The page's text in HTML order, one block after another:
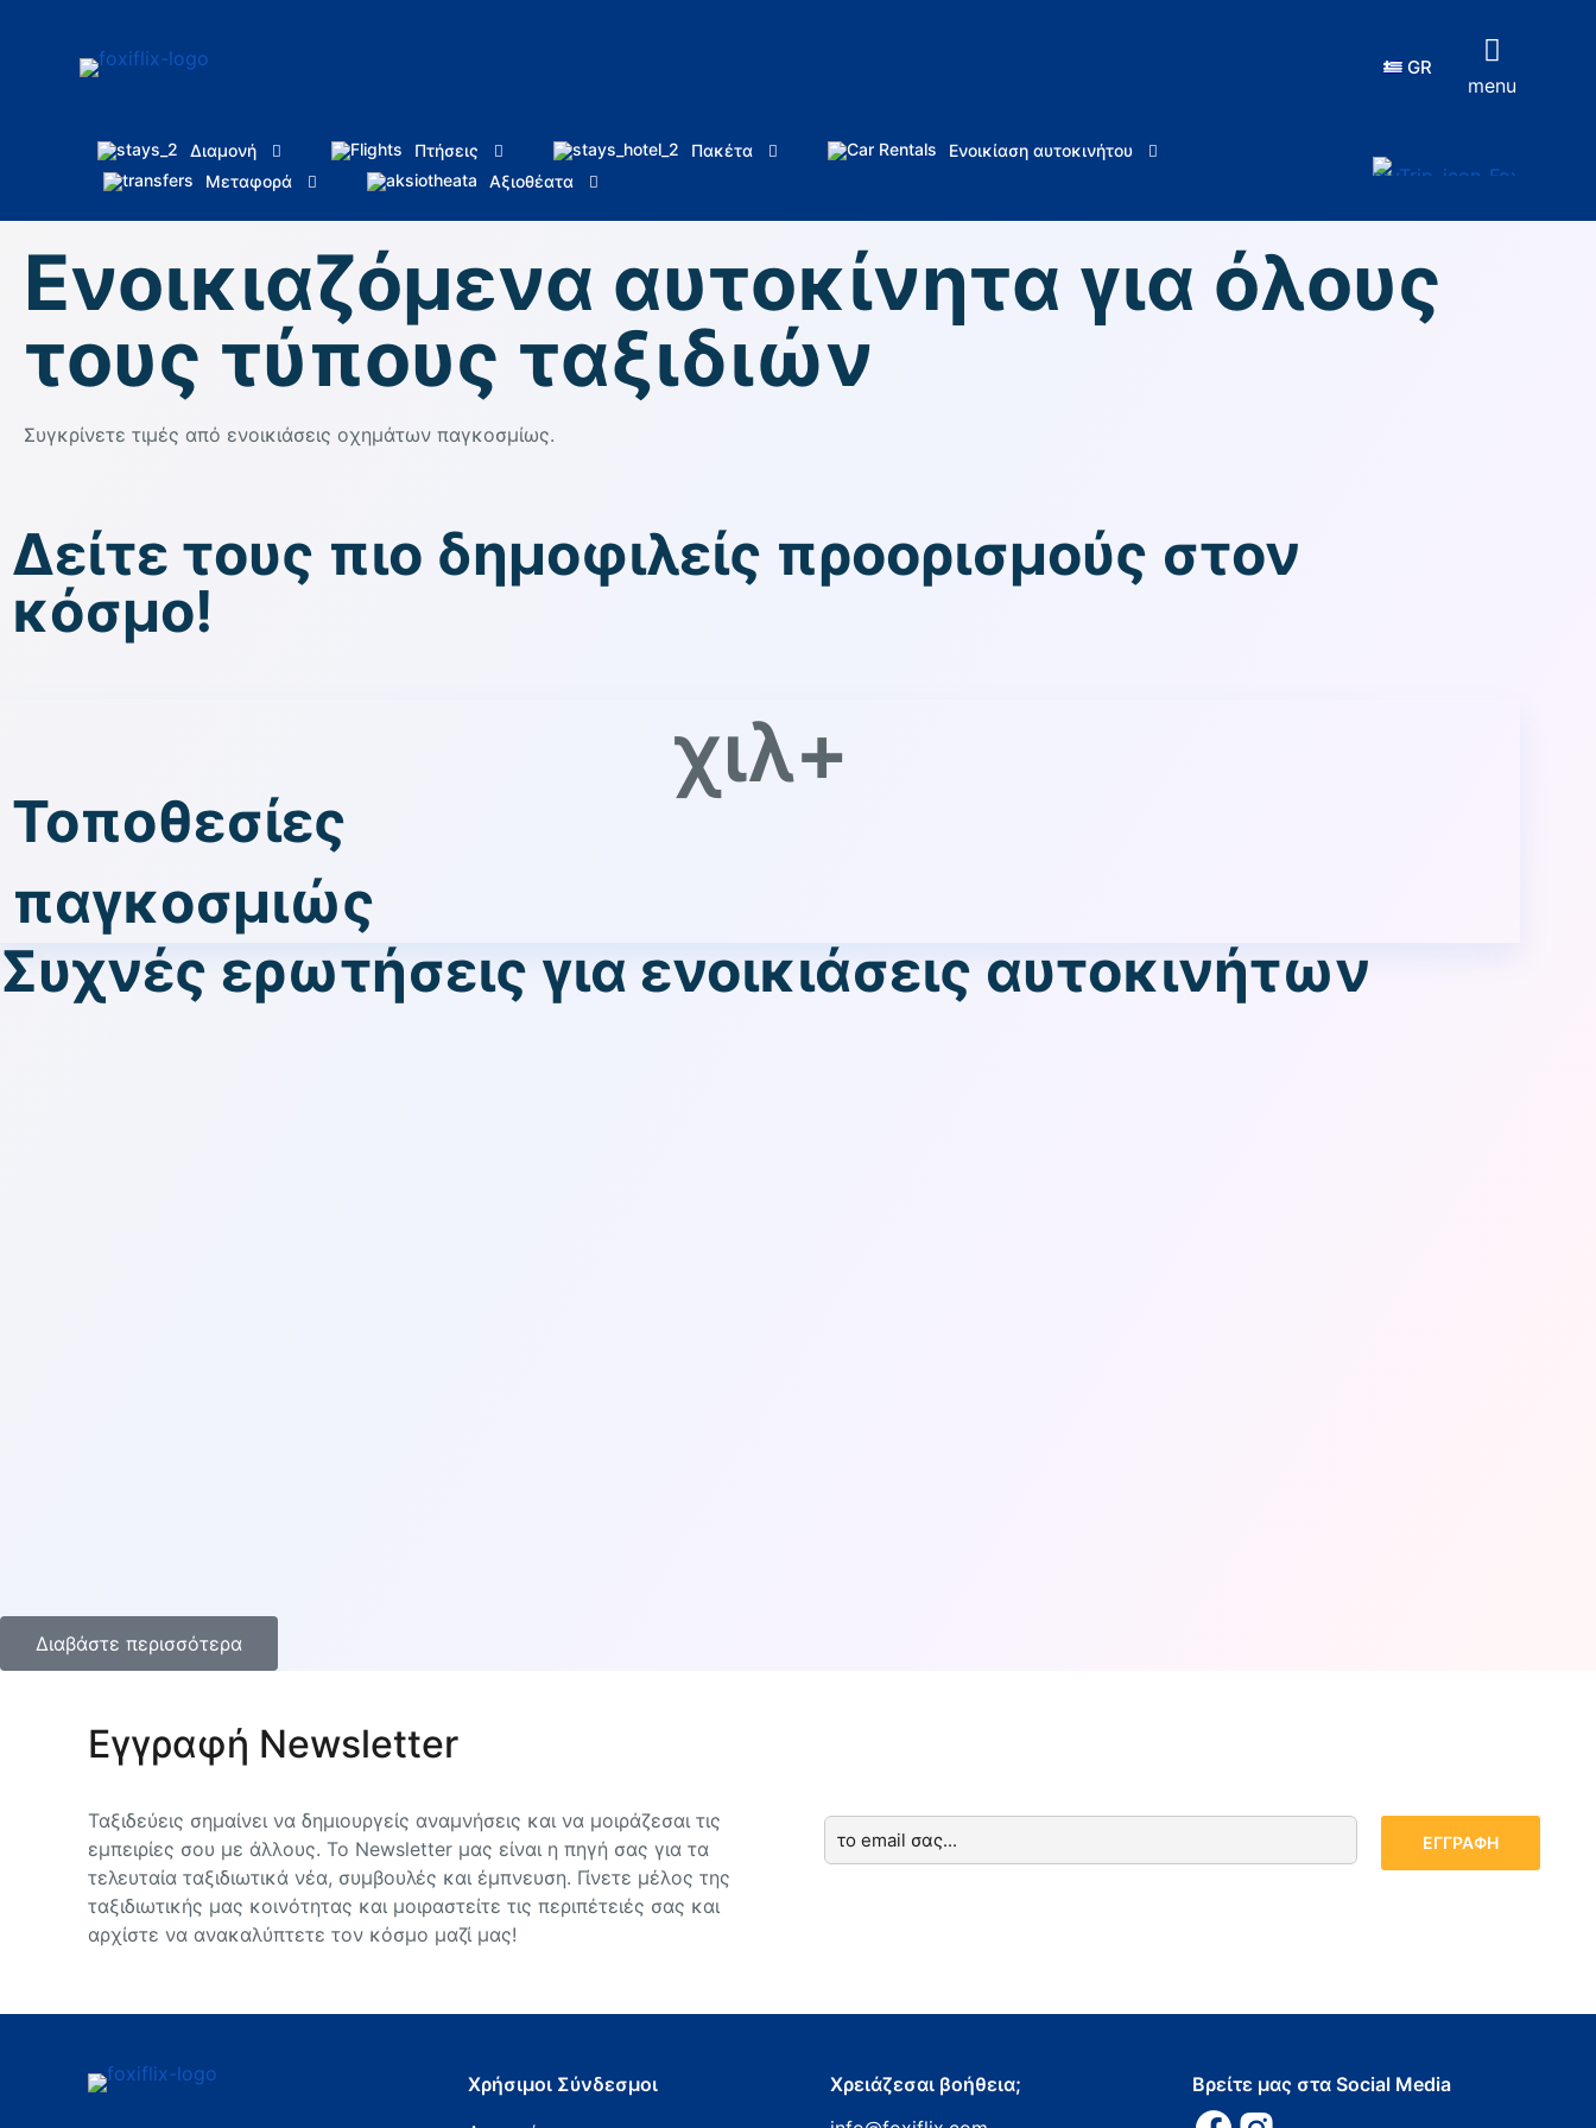
GR
menu
Διαμονή Πτήσεις Πακέτα
Ενοικίαση αυτοκινήτου
Μεταφορά
Αξιοθέατα
Ενοικιαζόμενα αυτοκίνητα για όλους
τους τύπους ταξιδιών
Συγκρίνετε τιμές από ενοικιάσεις οχημάτων παγκοσμίως.
Δείτε τους πιο δημοφιλείς προορισμούς στον
κόσμο!
χιλ+
Τοποθεσίες
παγκοσμιώς
Συχνές ερωτήσεις για ενοικιάσεις αυτοκινήτων
Διαβάστε περισσότερα
Εγγραφή Newsletter
Ταξιδεύεις σημαίνει να δημιουργείς αναμνήσεις και να μοιράζεσαι τις
εμπειρίες σου με άλλους. Το Newsletter μας είναι η πηγή σας για τα
τελευταία ταξιδιωτικά νέα, συμβουλές και έμπνευση. Γίνετε μέλος της
ταξιδιωτικής μας κοινότητας και μοιραστείτε τις περιπέτειές σας και
αρχίστε να ανακαλύπτετε τον κόσμο μαζί μας!
Χρήσιμοι Σύνδεσμοι
Χρειάζεσαι βοήθεια;
Βρείτε μας στα Social Media